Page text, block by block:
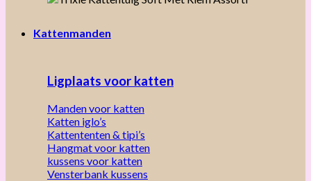
Kattenmanden
Ligplaats voor katten
Manden voor katten
Katten iglo’s
Kattententen & tipi’s
Hangmat voor katten
kussens voor katten
Vensterbank kussens